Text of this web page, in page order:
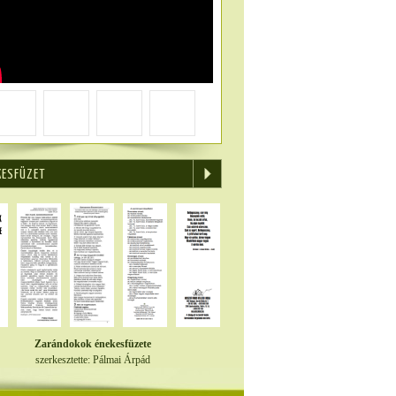
Zarándokok énekesfüzete
szerkesztette: Pálmai Árpád